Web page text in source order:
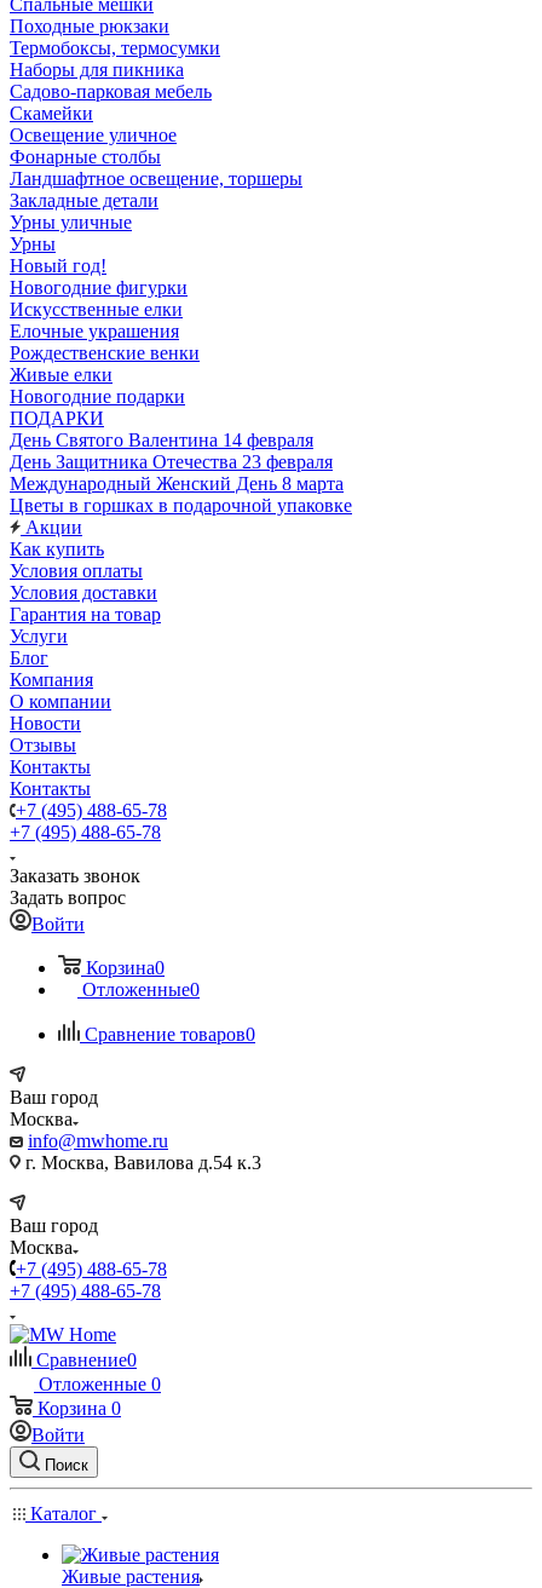
Спальные мешки
Походные рюкзаки
Термобоксы, термосумки
Наборы для пикника
Садово-парковая мебель
Скамейки
Освещение уличное
Фонарные столбы
Ландшафтное освещение, торшеры
Закладные детали
Урны уличные
Урны
Новый год!
Новогодние фигурки
Искусственные елки
Елочные украшения
Рождественские венки
Живые елки
Новогодние подарки
ПОДАРКИ
День Святого Валентина 14 февраля
День Защитника Отечества 23 февраля
Международный Женский День 8 марта
Цветы в горшках в подарочной упаковке
Акции
Как купить
Условия оплаты
Условия доставки
Гарантия на товар
Услуги
Блог
Компания
О компании
Новости
Отзывы
Контакты
Контакты
+7 (495) 488-65-78
+7 (495) 488-65-78
Заказать звонок
Задать вопрос
Войти
Корзина0
Отложенные0
Сравнение товаров0
Ваш город
Москва
info@mwhome.ru
г. Москва, Вавилова д.54 к.3
Ваш город
Москва
+7 (495) 488-65-78
+7 (495) 488-65-78
Сравнение0
Отложенные 0
Корзина 0
Войти
Поиск
Каталог
Живые растения